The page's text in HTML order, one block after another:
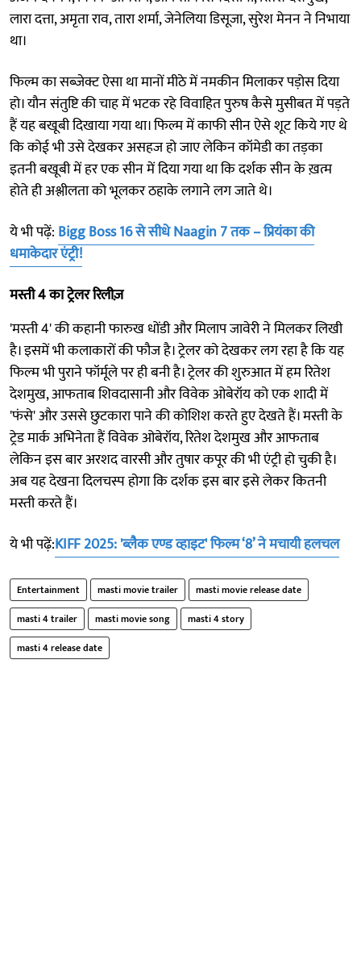
लारा दत्ता, अमृता राव, तारा शर्मा, जेनेलिया डिसूजा, सुरेश मेनन ने निभाया
था।
फिल्म का सब्जेक्ट ऐसा था मानों मीठे में नमकीन मिलाकर पड़ोस दिया
हो। यौन संतुष्टि की चाह में भटक रहे विवाहित पुरुष कैसे मुसीबत में पड़ते
हैं यह बखूबी दिखाया गया था। फिल्म में काफी सीन ऐसे शूट किये गए थे
कि कोई भी उसे देखकर असहज हो जाए लेकिन कॉमेडी का तड़का
इतनी बखूबी में हर एक सीन में दिया गया था कि दर्शक सीन के ख़त्म
होते ही अश्लीलता को भूलकर ठहाके लगाने लग जाते थे।
ये भी पढ़ें: Bigg Boss 16 से सीधे Naagin 7 तक – प्रियंका की
धमाकेदार एंट्री!
मस्ती 4 का ट्रेलर रिलीज़
'मस्‍ती 4' की कहानी फारुख धोंडी और मिलाप जावेरी ने मिलकर लिखी
है। इसमें भी कलाकारों की फौज है। ट्रेलर को देखकर लग रहा है कि यह
फिल्‍म भी पुराने फॉर्मूले पर ही बनी है। ट्रेलर की शुरुआत में हम रितेश
देशमुख, आफताब शिवदासानी और विवेक ओबेरॉय को एक शादी में
'फंसे' और उससे छुटकारा पाने की कोशिश करते हुए देखते हैं। मस्ती के
ट्रेड मार्क अभिनेता हैं विवेक ओबेरॉय, रितेश देशमुख और आफताब
लेकिन इस बार अरशद वारसी और तुषार कपूर की भी एंट्री हो चुकी है।
अब यह देखना दिलचस्प होगा कि दर्शक इस बार इसे लेकर कितनी
मस्ती करते हैं।
ये भी पढ़ें:KIFF 2025: 'ब्लैक एण्ड व्हाइट' फिल्म ‘8’ ने मचायी हलचल
Entertainment masti movie trailer
masti movie release date
masti 4 trailer
masti movie song
masti 4 story
masti 4 release date